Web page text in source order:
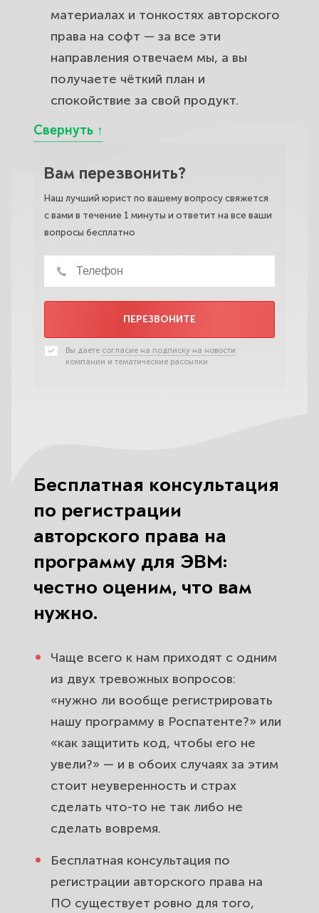
материалах и тонкостях авторского
права на софт — за все эти
направления отвечаем мы, а вы
получаете чёткий план и
спокойствие за свой продукт.
Вам перезвонить?
Наш лучший юрист по вашему вопросу свяжется
с вами в течение 1 минуты и ответит на все ваши
вопросы бесплатно
ПЕРЕЗВОНИТЕ
Вы даете согласие на подписку на новости
компании и тематические рассылки
Бесплатная консультация
по регистрации
авторского права на
программу для ЭВМ:
честно оценим, что вам
нужно.
Чаще всего к нам приходят с одним
из двух тревожных вопросов:
«нужно ли вообще регистрировать
нашу программу в Роспатенте?» или
«как защитить код, чтобы его не
увели?» — и в обоих случаях за этим
стоит неуверенность и страх
сделать что-то не так либо не
сделать вовремя.
Бесплатная консультация по
регистрации авторского права на
ПО существует ровно для того,